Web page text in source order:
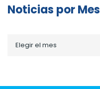
Noticias por Mes
porElegir el mes